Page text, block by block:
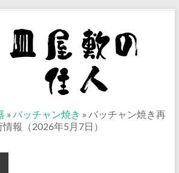
» バッチャン焼き » バッチャン焼き再
情報（2026年5月7日）